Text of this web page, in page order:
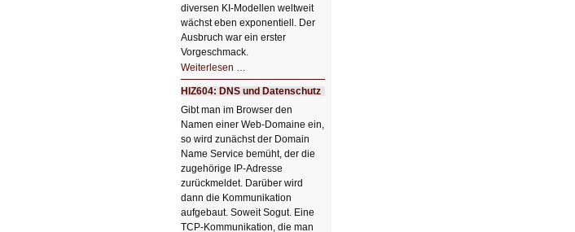
diversen KI-Modellen weltweit
wächst eben exponentiell. Der
Ausbruch war ein erster
Vorgeschmack.
Weiterlesen …
Der
Ausbruch
der
KI
HIZ604: DNS und Datenschutz
Gibt man im Browser den
Namen einer Web-Domaine ein,
so wird zunächst der Domain
Name Service bemüht, der die
zugehörige IP-Adresse
zurückmeldet. Darüber wird
dann die Kommunikation
aufgebaut. Soweit Sogut. Eine
TCP-Kommunikation, die man